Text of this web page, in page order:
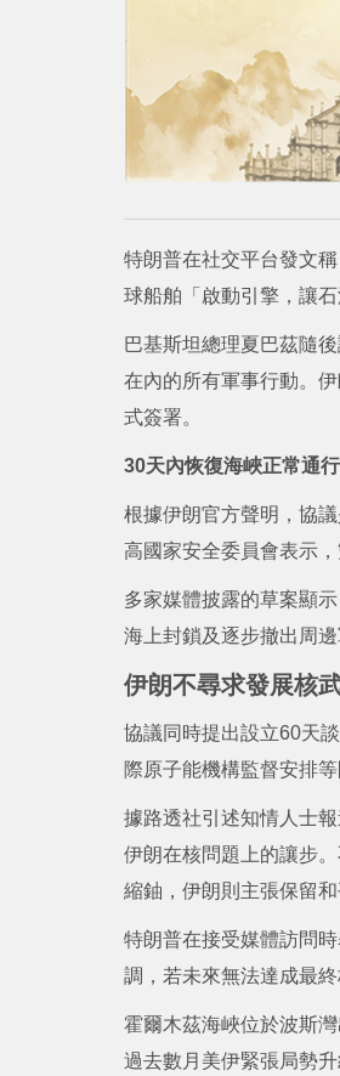
特朗普在社交平台發文
球船舶「啟動引擎，讓
巴基斯坦總理夏巴茲隨
在內的所有軍事行動。
式簽署。
30天內恢復海峽正常通行
根據伊朗官方聲明，協
高國家安全委員會表示
多家媒體披露的草案顯
海上封鎖及逐步撤出周
伊朗不尋求發展核
協議同時提出設立60天
際原子能機構監督安排
據路透社引述知情人士
伊朗在核問題上的讓步
縮鈾，伊朗則主張保留和
特朗普在接受媒體訪問
調，若未來無法達成最
霍爾木茲海峽位於波斯
過去數月美伊緊張局勢